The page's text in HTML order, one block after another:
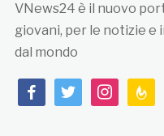
VNews24 è il nuovo
giovani, per le notizie e
dal mondo
facebooktwitterinstagram